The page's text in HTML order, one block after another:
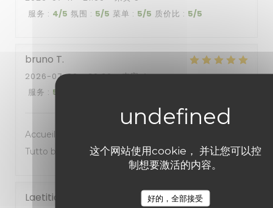
这个网站使用cookie， 并让您可以控
制想要激活的内容。
好的，全部接受
服务 : 4/5 氛围 : 5/5 菜单 : 5/5 质价比 : 5/5
bruno T
2026-07-09- 20:30 - 来宾 4
服务 : 5
Accueil et service impeccable, cuisine au top. Va
Tutto bene
Laetitia